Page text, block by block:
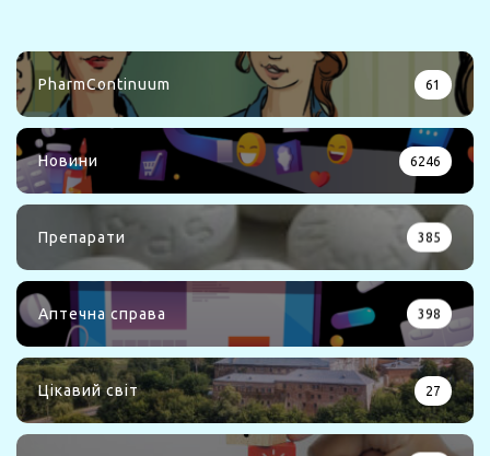
PharmContinuum 61
Новини 6246
Препарати 385
Аптечна справа 398
Цікавий світ 27